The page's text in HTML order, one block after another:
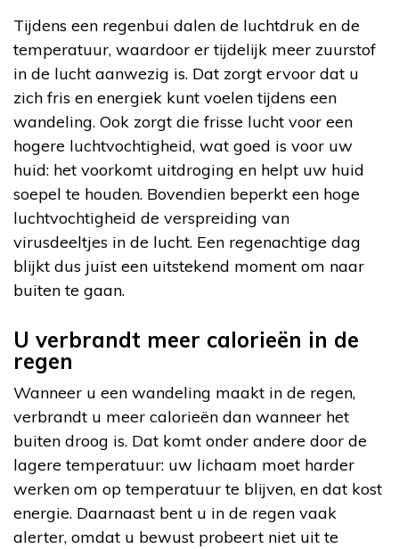
Tijdens een regenbui dalen de luchtdruk en de
temperatuur, waardoor er tijdelijk meer zuurstof
in de lucht aanwezig is. Dat zorgt ervoor dat u
zich fris en energiek kunt voelen tijdens een
wandeling. Ook zorgt die frisse lucht voor een
hogere luchtvochtigheid, wat goed is voor uw
huid: het voorkomt uitdroging en helpt uw huid
soepel te houden. Bovendien beperkt een hoge
luchtvochtigheid de verspreiding van
virusdeeltjes in de lucht. Een regenachtige dag
blijkt dus juist een uitstekend moment om naar
buiten te gaan.
U verbrandt meer calorieën in de
regen
Wanneer u een wandeling maakt in de regen,
verbrandt u meer calorieën dan wanneer het
buiten droog is. Dat komt onder andere door de
lagere temperatuur: uw lichaam moet harder
werken om op temperatuur te blijven, en dat kost
energie. Daarnaast bent u in de regen vaak
alerter, omdat u bewust probeert niet uit te